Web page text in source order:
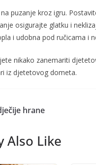
puzanje kroz igru.
osigurajte glatku i
i udobna pod ručicama i
nikako zanemariti
iz djetetovog dometa.
hrane
Also Like